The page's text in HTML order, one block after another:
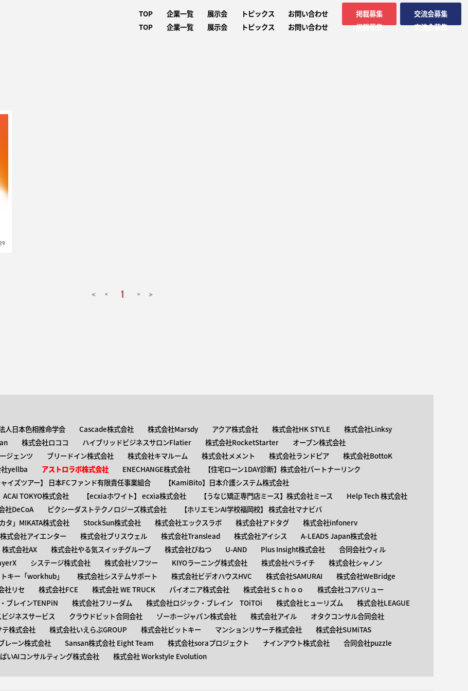
TOP
TOP
企業一覧
企業一覧
展示会
展示会
トピックス
トピックス
お問い合わせ
お問い合わせ
掲載募集
掲載募集
交流会募集
交流会募集
≪ < 1 > ≫
人日本色相推命学会 Cascade株式会社 株式会社Marsdy アクア株式会社 株式会社HK STYLE
株式会社Linksy
株式会社ロココ ハイブリッドビジネスサロンFlatier 株式会社RocketStarter
オープン株式会社
ジェンツ ブリードイン株式会社 株式会社キマルーム 株式会社メメント 株式会社ランドピア
株式会社BottoK
yellba アストロラボ株式会社 ENECHANGE株式会社
【住宅ローン1DAY診断】株式会社パートナーリンク
ャイズツアー】 日本FCファンド有限責任事業組合
【KamiBito​】日本介護システム株式会社
ACAI TOKYO株式会社 【​ecxiaホワイト】 ecxia株式会社 【​うなじ矯正専門店ミース】株式会社ミース
Help Tech 株式会社
社DeCoA ピクシーダストテクノロジーズ株式会社
【ホリエモンAI学校福岡校】 株式会社マナビバ
タ」MIKATA株式会社 StockSun株式会社 株式会社エックスラボ 株式会社アドタグ
株式会社infonerv
株式会社アイエンター 株式会社ブリスウェル 株式会社Translead 株式会社アイシス
A-LEADS Japan株式会社
株式会社AX 株式会社やる気スイッチグループ 株式会社びねつ U-AND Plus Insight株式会社
合同会社ウィル
システージ株式会社 株式会社ソフツー KIYOラーニング株式会社 株式会社ペライチ
株式会社シャノン
キー「workhub」 株式会社システムサポート 株式会社ビデオハウスHVC 株式会社SAMURAI
株式会社WeBridge
社リセ 株式会社FCE 株式会社 WE TRUCK パイオニア株式会社 株式会社Ｓｃｈｏｏ
株式会社コアバリュー
ブレインTENPiN 株式会社フリーダム 株式会社ロジック・ブレイン TOiTOi 株式会社ヒューリズム
株式会社LEAGUE
ジネスサービス クラウドビット合同会社 ゾーホージャパン株式会社 株式会社アイル
オタクコンサル合同会社
テ株式会社 株式会社いえらぶGROUP 株式会社ビットキー マンションリサーチ株式会社
株式会社SUMiTAS
レーン株式会社 Sansan株式会社 Eight Team 株式会社soraプロジェクト ナインアウト株式会社
合同会社puzzle
いAIコンサルティング株式会社 株式会社 Workstyle Evolution